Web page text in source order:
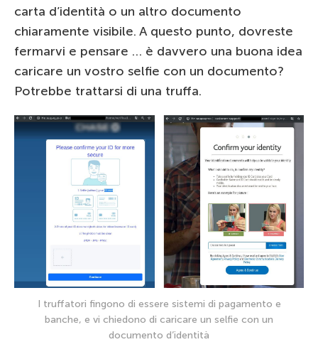
carta d’identità o un altro documento
chiaramente visibile. A questo punto, dovreste
fermarvi e pensare … è davvero una buona idea
caricare un vostro selfie con un documento?
Potrebbe trattarsi di una truffa.
I truffatori fingono di essere sistemi di pagamento e
banche, e vi chiedono di caricare un selfie con un
documento d’identità